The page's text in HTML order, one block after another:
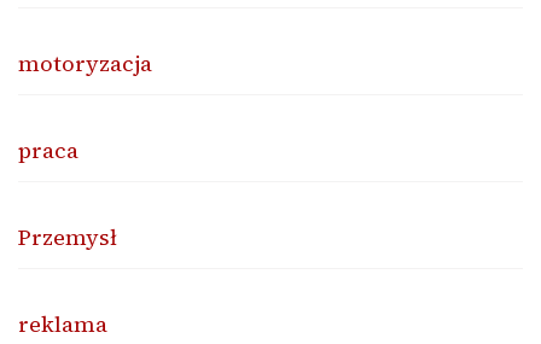
motoryzacja
praca
Przemysł
reklama